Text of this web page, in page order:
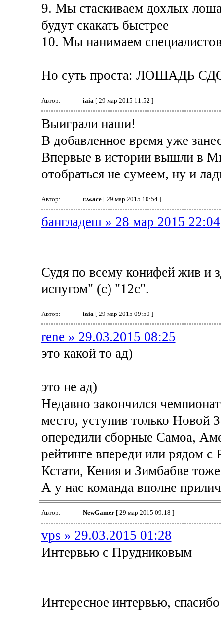
9. Мы стаскиваем дохлых
будут скакать быстрее
10. Мы нанимаем
Но суть проста: ЛОШАДЬ
Автор: iaia[ 29 мар 2015 11:52 ]
Выиграли наши!
В добавленное время уже
Впервые в истории вышли в
отобраться не сумеем, ну и
Автор: r.w.ace[ 29 мар 2015 10:54 ]
бангладеш » 28 мар 2015 22:04
Судя по всему конифей жив и
испугом" (с) "12с".
Автор: iaia [ 29 мар 2015 09:50 ]
rene » 29.03.2015 08:25
это какой то ад)
это не ад)
Недавно закончился
место, уступив только Новой
опередили сборные Самоа,
рейтинге впереди или рядом с
Кстати, Кения и Зимбабве
А у нас команда вполне
Автор: NewGamer[ 29 мар 2015 09:18 ]
vps » 29.03.2015 01:28
Интервью с Прудниковым
Интересное интервью,